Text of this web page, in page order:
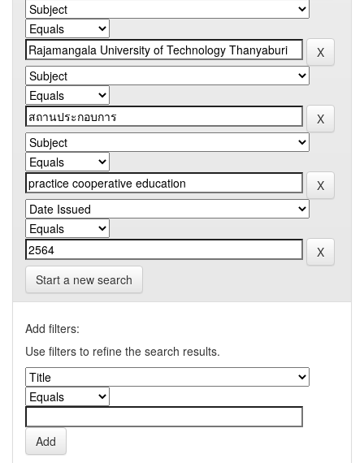
Start a new search
Add filters:
Use filters to refine the search results.